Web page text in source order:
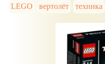
LEGO вертолёт техника